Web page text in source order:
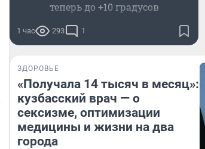
теперь до +10 градусов
1 час 293 1
ЗДОРОВЬЕ
«Получала 14 тысяч в месяц»:
кузбасский врач — о
сексизме, оптимизации
медицины и жизни на два
города